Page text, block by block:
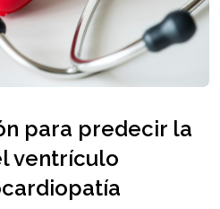
para predecir la
ventrículo